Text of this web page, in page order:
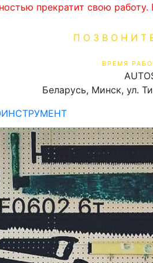
прекратит свою
ВРЕМЯ
Беларусь, Минск, ул.
6т